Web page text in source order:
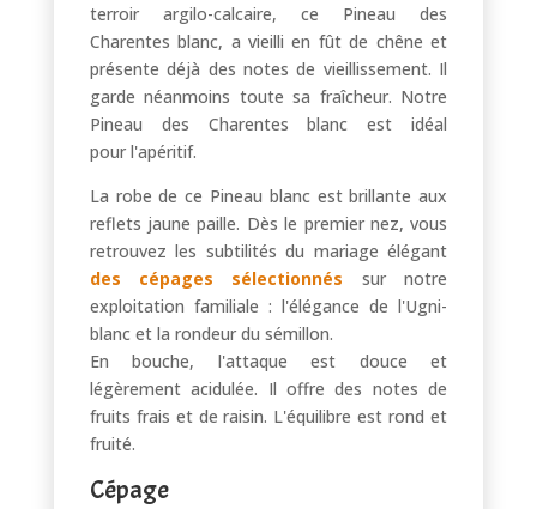
terroir argilo-calcaire, ce Pineau des
Charentes blanc, a vieilli en fût de chêne et
présente déjà des notes de vieillissement. Il
garde néanmoins toute sa fraîcheur. Notre
Pineau des Charentes blanc est idéal
pour l'apéritif.
La robe de ce Pineau blanc est brillante aux
reflets jaune paille. Dès le premier nez, vous
retrouvez les subtilités du mariage élégant
des cépages sélectionnés sur notre
exploitation familiale : l'élégance de l'Ugni-
blanc et la rondeur du sémillon.
En bouche, l'attaque est douce et
légèrement acidulée. Il offre des notes de
fruits frais et de raisin. L'équilibre est rond et
fruité.
Cépage